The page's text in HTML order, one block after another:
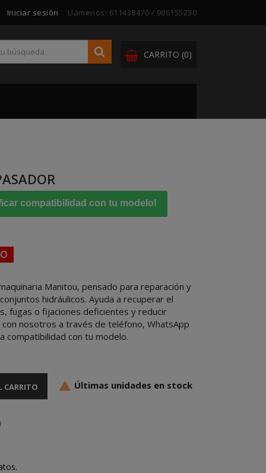
Iniciar sesión Llámenos: 611438470 / 986155230
CARRITO (0)
compatibilidad con tu modelo!
Manitou, pensado para reparación y
hidráulicos. Ayuda a recuperar el
fugas o fijaciones deficientes y reducir
nosotros a través de teléfono, WhatsApp
compatibilidad con tu modelo.
CARRITO  Últimas unidades en stock